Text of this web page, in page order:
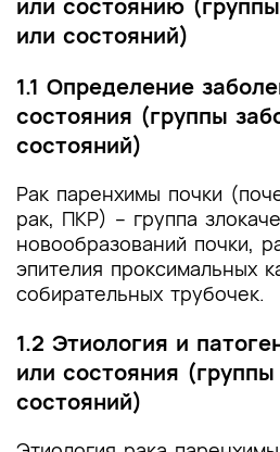
или состоянию
или состояний)
1.1 Определение
состояния (группы
состояний)
Рак паренхимы почки
рак, ПКР) – группа
новообразований почки,
эпителия проксимальных
собирательных трубочек.
1.2 Этиология и
или состояния
состояний)